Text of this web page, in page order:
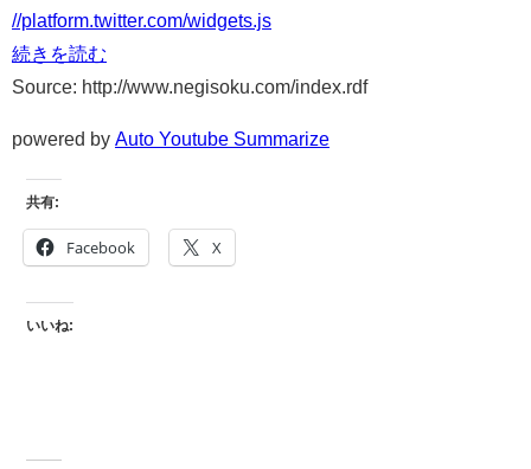
//platform.twitter.com/widgets.js
続きを読む
Source: http://www.negisoku.com/index.rdf
powered by Auto Youtube Summarize
共有:
Facebook X
いいね: